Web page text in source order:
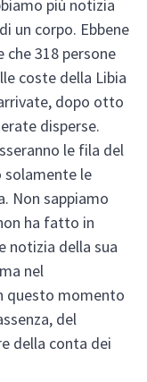
più notizia
un corpo. Ebbene
che 318 persone
coste della Libia
dopo otto
disperse.
le fila del
solamente le
Non sappiamo
ha fatto in
notizia della sua
nel
questo momento
del
della conta dei